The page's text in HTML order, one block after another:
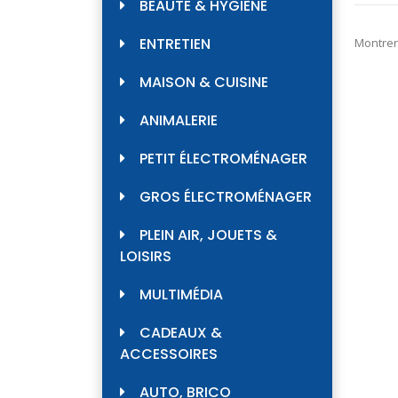
BEAUTÉ & HYGIÈNE
ENTRETIEN
MAISON & CUISINE
ANIMALERIE
PETIT ÉLECTROMÉNAGER
GROS ÉLECTROMÉNAGER
PLEIN AIR, JOUETS &
LOISIRS
MULTIMÉDIA
CADEAUX &
ACCESSOIRES
AUTO, BRICO